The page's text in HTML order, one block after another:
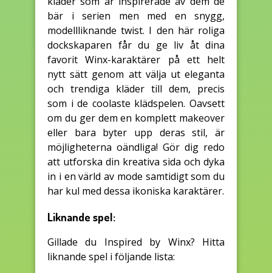
bär i serien men med en snygg,
modellliknande twist. I den här roliga
dockskaparen får du ge liv åt dina
favorit Winx-karaktärer på ett helt
nytt sätt genom att välja ut eleganta
och trendiga kläder till dem, precis
som i de coolaste klädspelen. Oavsett
om du ger dem en komplett makeover
eller bara byter upp deras stil, är
möjligheterna oändliga! Gör dig redo
att utforska din kreativa sida och dyka
in i en värld av mode samtidigt som du
har kul med dessa ikoniska karaktärer.
Liknande spel:
Gillade du Inspired by Winx? Hitta
liknande spel i följande lista: